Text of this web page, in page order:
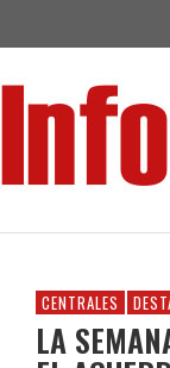
CENTRALES
LA